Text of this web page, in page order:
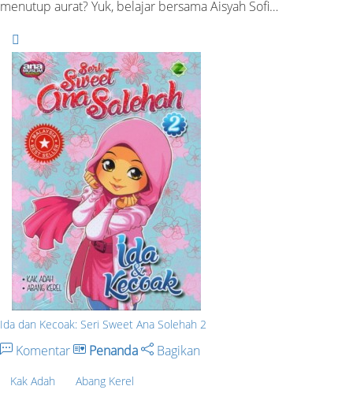
menutup aurat? Yuk, belajar bersama Aisyah Sofi…
Ida dan Kecoak: Seri Sweet Ana Solehah 2
Komentar Penanda Bagikan
Kak Adah Abang Kerel